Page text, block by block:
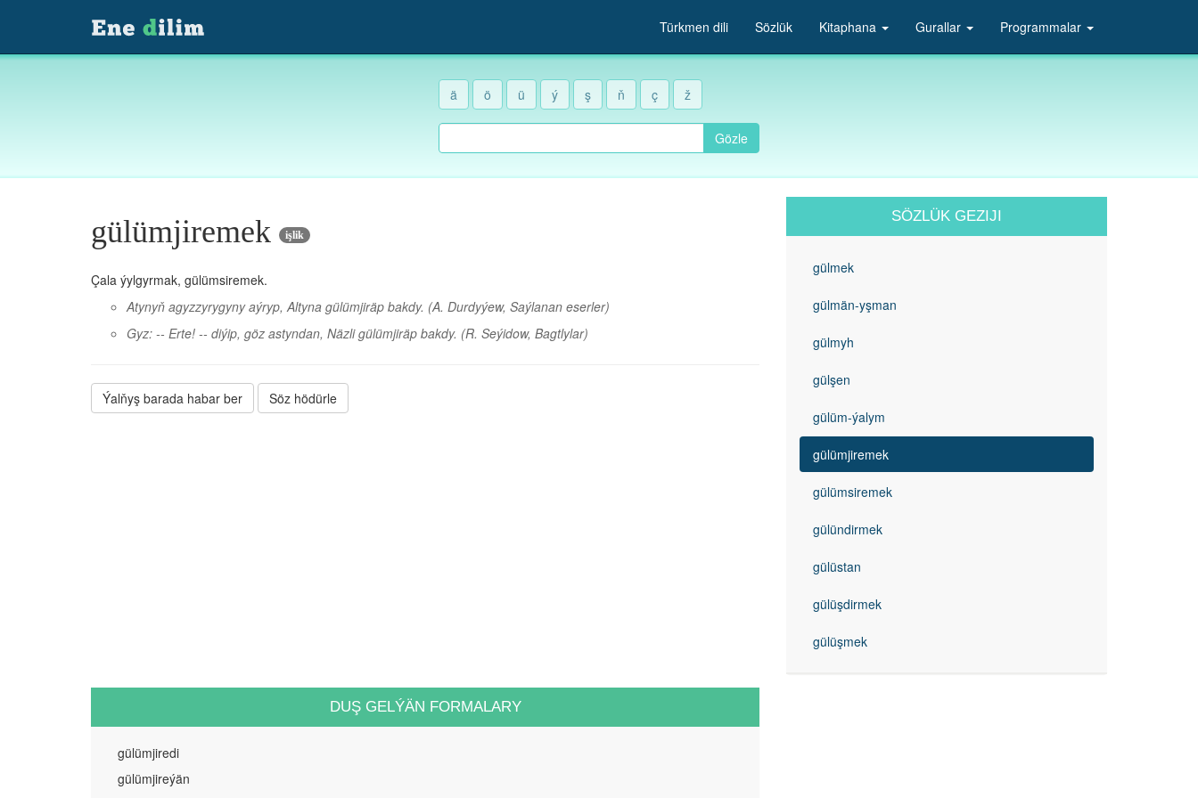
Türkmen dili Sözlük Kitaphana Gurallar Programmalar
ä ö ü ý ş ň ç ž
Gözle
gülümjiremek işlik
Çala ýylgyrmak, gülümsiremek.
Atynyň agyzzyrygyny aýryp, Altyna gülümjiräp bakdy. (A. Durdyýew, Saýlanan eserler)
Gyz: -- Erte! -- diýip, göz astyndan, Näzli gülümjiräp bakdy. (R. Seýidow, Bagtlylar)
Ýalňyş barada habar ber Söz hödürle
DUŞ GELÝÄN FORMALARY
gülümjiredi
gülümjireýän
SÖZLÜK GEZIJI
gülmek
gülmän-yşman
gülmyh
gülşen
gülüm-ýalym
gülümjiremek
gülümsiremek
gülündirmek
gülüstan
gülüşdirmek
gülüşmek